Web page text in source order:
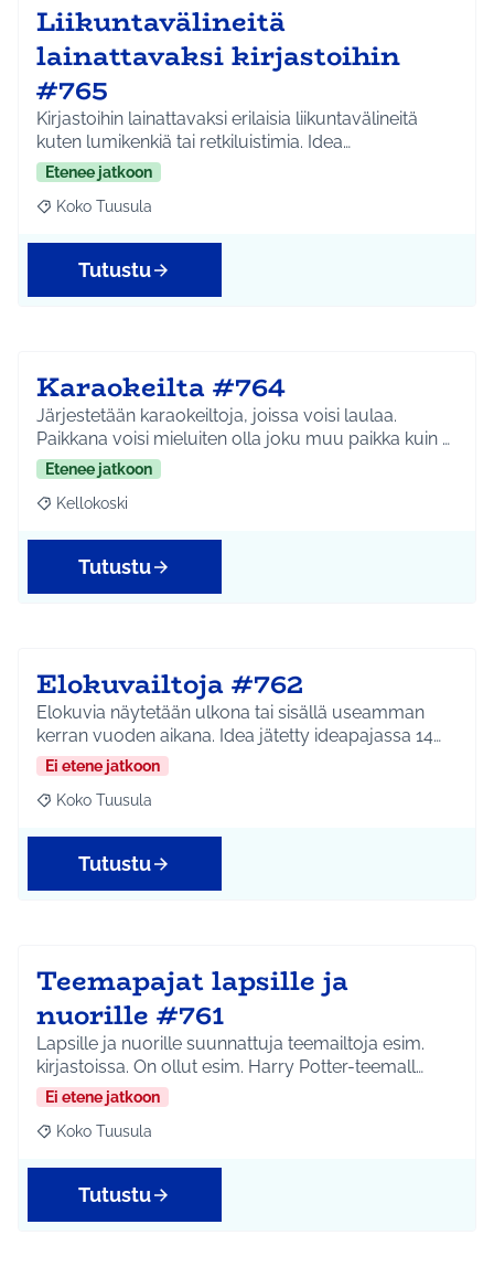
Liikuntavälineitä
lainattavaksi kirjastoihin
#765
Kirjastoihin lainattavaksi erilaisia liikuntavälineitä
kuten lumikenkiä tai retkiluistimia. Idea…
Etenee jatkoon
Rajaa tulokset aihepiirin mukaan: Koko Tuusula
Koko Tuusula
Tutustu
Karaokeilta #764
Järjestetään karaokeiltoja, joissa voisi laulaa.
Paikkana voisi mieluiten olla joku muu paikka kuin …
Etenee jatkoon
Rajaa tulokset aihepiirin mukaan: Kellokoski
Kellokoski
Tutustu
Elokuvailtoja #762
Elokuvia näytetään ulkona tai sisällä useamman
kerran vuoden aikana. Idea jätetty ideapajassa 14…
Ei etene jatkoon
Rajaa tulokset aihepiirin mukaan: Koko Tuusula
Koko Tuusula
Tutustu
Teemapajat lapsille ja
nuorille #761
Lapsille ja nuorille suunnattuja teemailtoja esim.
kirjastoissa. On ollut esim. Harry Potter-teemall…
Ei etene jatkoon
Rajaa tulokset aihepiirin mukaan: Koko Tuusula
Koko Tuusula
Tutustu